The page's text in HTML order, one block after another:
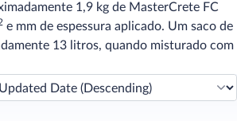
1,9 kg de MasterCrete FC
e mm de espessura aplicado. Um saco de
13 litros, quando misturado com